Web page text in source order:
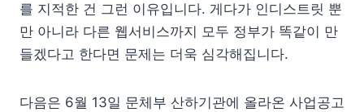
를 지적한 건 그런 이유입니다. 게다가 인디스트릿 뿐
만 아니라 다른 웹서비스까지 모두 정부가 똑같이 만
들겠다고 한다면 문제는 더욱 심각해집니다.
다음은 6월 13일 문체부 산하기관에 올라온 사업공고